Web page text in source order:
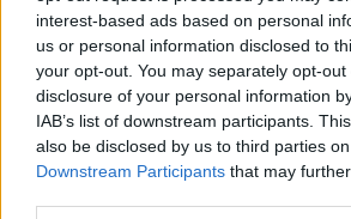
interest-based ads based on personal
us or personal information disclosed to
your opt-out. You may separately opt-
disclosure of your personal information
IAB’s list of downstream participants.
also be disclosed by us to third parties
Downstream Participants that may
"Contro
ostracismi".
processo
chi gongola